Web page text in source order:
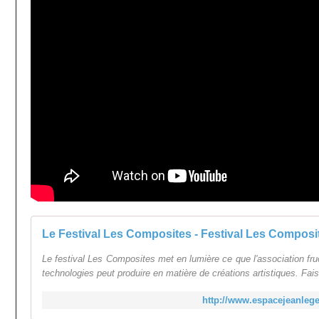
Le Festival Les Composites - Festival Les
Le festival Les Composites met en lumière ce que l'association
technologies peut produire en matière de créations artistiques.
http://